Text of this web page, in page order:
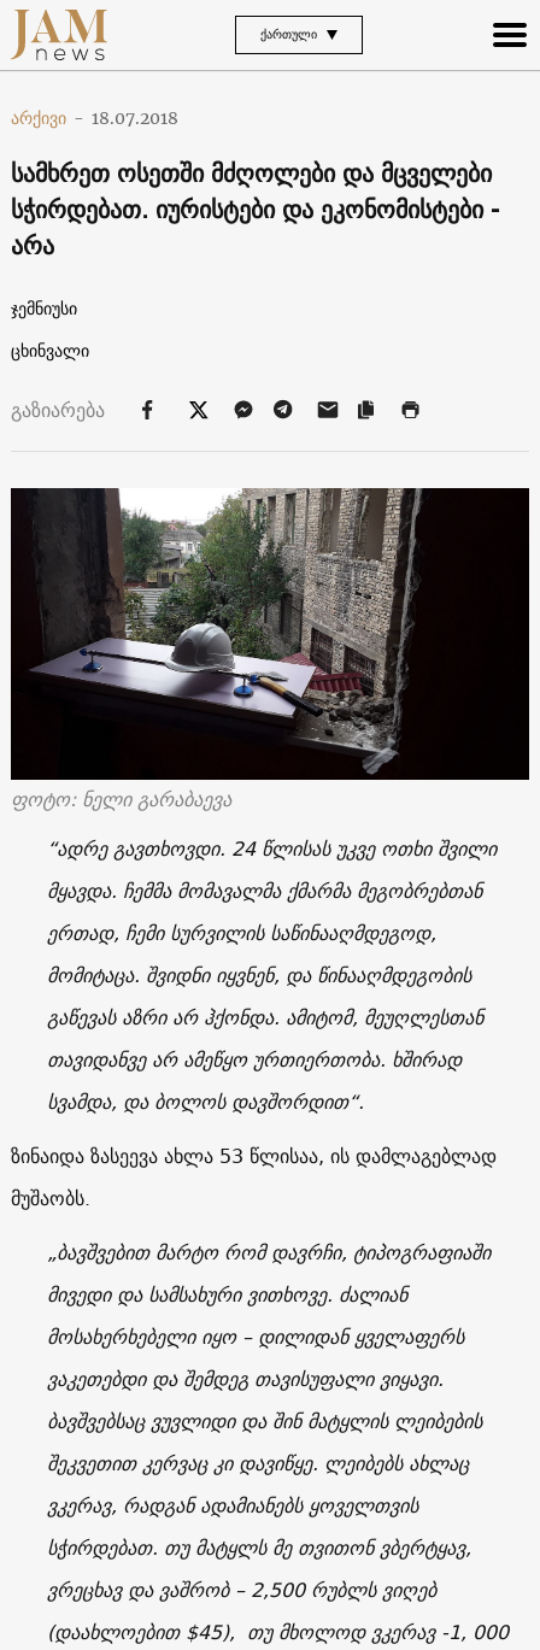
ᲥᲐᲠᲗᲣᲚᲘ
არქივი - 18.07.2018
სამხრეთ ოსეთში მძღოლები და მცველები
სჭირდებათ. იურისტები და ეკონომისტები -
არა
ჯემნიუსი
ცხინვალი
გაზიარება
ფოტო: ნელი გარაბაევა
“ადრე გავთხოვდი. 24 წლისას უკვე ოთხი შვილი
მყავდა. ჩემმა მომავალმა ქმარმა მეგობრებთან
ერთად, ჩემი სურვილის საწინააღმდეგოდ,
მომიტაცა. შვიდნი იყვნენ, და წინააღმდეგობის
გაწევას აზრი არ ჰქონდა. ამიტომ, მეუღლესთან
თავიდანვე არ ამეწყო ურთიერთობა. ხშირად
სვამდა, და ბოლოს დავშორდით“.
ზინაიდა ზასეევა ახლა 53 წლისაა, ის დამლაგებლად
მუშაობს.
„ბავშვებით მარტო რომ დავრჩი, ტიპოგრაფიაში
მივედი და სამსახური ვითხოვე. ძალიან
მოსახერხებელი იყო – დილიდან ყველაფერს
ვაკეთებდი და შემდეგ თავისუფალი ვიყავი.
ბავშვებსაც ვუვლიდი და შინ მატყლის ლეიბების
შეკვეთით კერვაც კი დავიწყე. ლეიბებს ახლაც
ვკერავ, რადგან ადამიანებს ყოველთვის
სჭირდებათ. თუ მატყლს მე თვითონ ვბერტყავ,
ვრეცხავ და ვაშრობ –2,500რუბლს ვიღებ
(დაახლოებით $45), თუ მხოლოდ ვკერავ -1, 000